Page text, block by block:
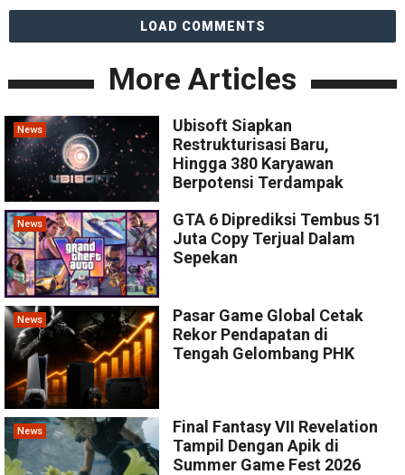
LOAD COMMENTS
More Articles
News
Ubisoft Siapkan
Restrukturisasi Baru,
Hingga 380 Karyawan
Berpotensi Terdampak
News
GTA 6 Diprediksi Tembus 51
Juta Copy Terjual Dalam
Sepekan
News
Pasar Game Global Cetak
Rekor Pendapatan di
Tengah Gelombang PHK
News
Final Fantasy VII Revelation
Tampil Dengan Apik di
Summer Game Fest 2026